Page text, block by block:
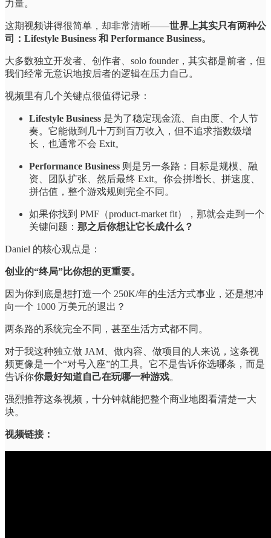
力量。
这期视频讲得很简单，却非常清晰——世界上其实只有两种公
司：Lifestyle Business 和 Performance Business。
大多数独立开发者、创作者、solo founder，其实都是前者，但
我们经常无意识地按后者的逻辑在压力自己。
视频里有几个关键点很值得记录：
Lifestyle Business 是为了稳定现金流、自由度、个人节
奏。它能做到几十万到百万收入，但不追求指数级增
长，也通常不会 Exit。
Performance Business 则是另一条路：目标是规模、融
资、团队扩张、然后最终 Exit。你会拼增长、拼速度、
拼估值，整个游戏规则完全不同。
如果你找到 PMF（product-market fit），那就会走到一个
关键问题： 那之后你想让它长成什么？
Daniel 的核心观点是：
创业的“终局”比你想的更重要。
因为你到底是想打造一个 250K/年的生活方式事业，还是想冲
向一个 1000 万美元的退出？
两条路的系统完全不同，甚至生活方式都不同。
对于我这种独立做 JAM、做内容、做项目的人来说，这条视
频更像是一个“对号入座”的工具。它不是告诉你选哪条，而是
告诉你你最好知道自己在玩哪一种游戏。
强烈推荐这条视频，十分钟就能把整个商业地图看清楚一大
块。
视频链接：